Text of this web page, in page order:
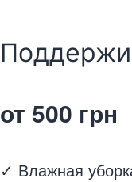
от 500 грн
✓ Влажная